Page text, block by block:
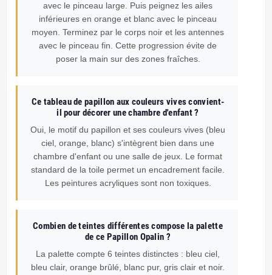
avec le pinceau large. Puis peignez les ailes
inférieures en orange et blanc avec le pinceau
moyen. Terminez par le corps noir et les antennes
avec le pinceau fin. Cette progression évite de
poser la main sur des zones fraîches.
Ce tableau de papillon aux couleurs vives convient-
il pour décorer une chambre d'enfant ?
Oui, le motif du papillon et ses couleurs vives (bleu
ciel, orange, blanc) s'intègrent bien dans une
chambre d'enfant ou une salle de jeux. Le format
standard de la toile permet un encadrement facile.
Les peintures acryliques sont non toxiques.
Combien de teintes différentes compose la palette
de ce Papillon Opalin ?
La palette compte 6 teintes distinctes : bleu ciel,
bleu clair, orange brûlé, blanc pur, gris clair et noir.